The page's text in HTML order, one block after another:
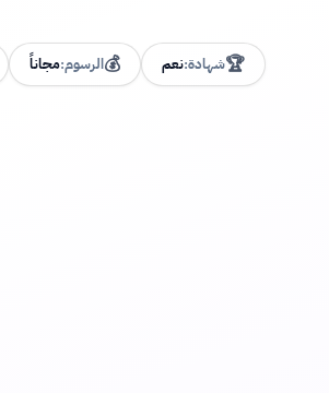
🏆شهادة:نعم 💰الرسوم:مجاناً